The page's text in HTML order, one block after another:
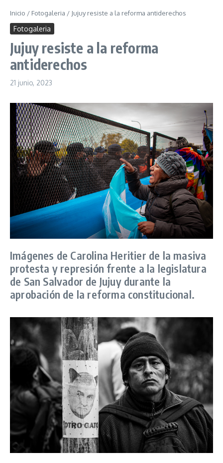
Inicio / Fotogaleria / Jujuy resiste a la reforma antiderechos
Fotogaleria
Jujuy resiste a la reforma
antiderechos
21 junio, 2023
Imágenes de Carolina Heritier de la masiva
protesta y represión frente a la legislatura
de San Salvador de Jujuy durante la
aprobación de la reforma constitucional.